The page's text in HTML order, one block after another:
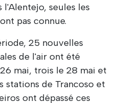
l'Alentejo, seules les
pas connue.
25 nouvelles
de l'air ont été
mai, trois le 28 mai et
stations de Trancoso et
ont dépassé ces